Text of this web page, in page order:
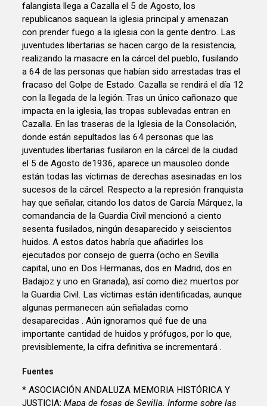
falangista llega a Cazalla el 5 de Agosto, los
republicanos saquean la iglesia principal y amenazan
con prender fuego a la iglesia con la gente dentro. Las
juventudes libertarias se hacen cargo de la resistencia,
realizando la masacre en la cárcel del pueblo, fusilando
a 64 de las personas que habían sido arrestadas tras el
fracaso del Golpe de Estado. Cazalla se rendirá el día 12
con la llegada de la legión. Tras un único cañonazo que
impacta en la iglesia, las tropas sublevadas entran en
Cazalla. En las traseras de la Iglesia de la Consolación,
donde están sepultados las 64 personas que las
juventudes libertarias fusilaron en la cárcel de la ciudad
el 5 de Agosto de1936, aparece un mausoleo donde
están todas las víctimas de derechas asesinadas en los
sucesos de la cárcel. Respecto a la represión franquista
hay que señalar, citando los datos de García Márquez, la
comandancia de la Guardia Civil mencionó a ciento
sesenta fusilados, ningún desaparecido y seiscientos
huidos. A estos datos habría que añadirles los
ejecutados por consejo de guerra (ocho en Sevilla
capital, uno en Dos Hermanas, dos en Madrid, dos en
Badajoz y uno en Granada), así como diez muertos por
la Guardia Civil. Las víctimas están identificadas, aunque
algunas permanecen aún señaladas como
desaparecidas . Aún ignoramos qué fue de una
importante cantidad de huidos y prófugos, por lo que,
previsiblemente, la cifra definitiva se incrementará .
Fuentes
* ASOCIACIÓN ANDALUZA MEMORIA HISTÓRICA Y
JUSTICIA:Mapa de fosas de Sevilla. Informe sobre las